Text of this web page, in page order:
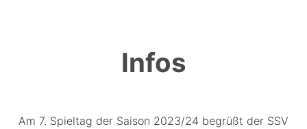
Infos
Am 7. Spieltag der Saison 2023/24 begrüßt der SSV